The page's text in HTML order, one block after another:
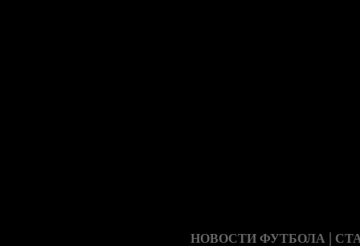
НОВОСТИ ФУТБОЛА |